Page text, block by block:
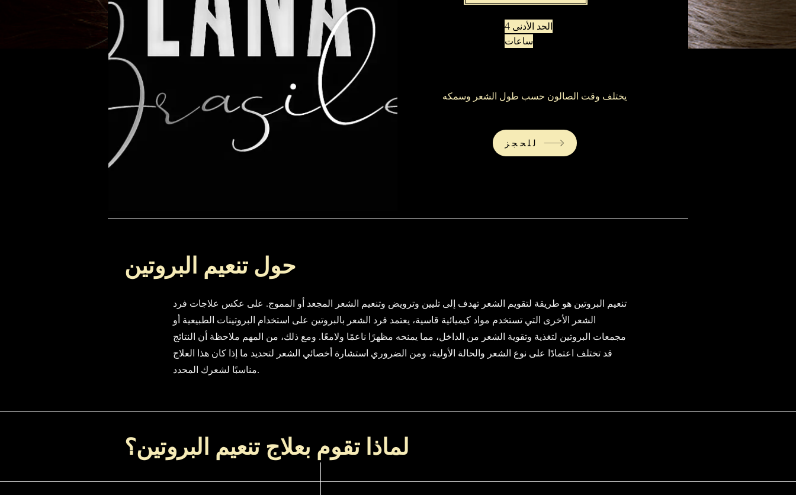
الحد الأدنى 4
ساعات
يختلف وقت الصالون حسب طول الشعر وسمكه.
للحجز
حول تنعيم البروتين
تنعيم البروتين هو طريقة لتقويم الشعر تهدف إلى تليين وترويض وتنعيم الشعر المجعد أو المموج. على عكس علاجات فرد
الشعر الأخرى التي تستخدم مواد كيميائية قاسية، يعتمد فرد الشعر بالبروتين على استخدام البروتينات الطبيعية أو
مجمعات البروتين لتغذية وتقوية الشعر من الداخل، مما يمنحه مظهرًا ناعمًا ولامعًا. ومع ذلك، من المهم ملاحظة أن النتائج
قد تختلف اعتمادًا على نوع الشعر والحالة الأولية، ومن الضروري استشارة أخصائي الشعر لتحديد ما إذا كان هذا العلاج
مناسبًا لشعرك المحدد.
لماذا تقوم بعلاج تنعيم البروتين؟